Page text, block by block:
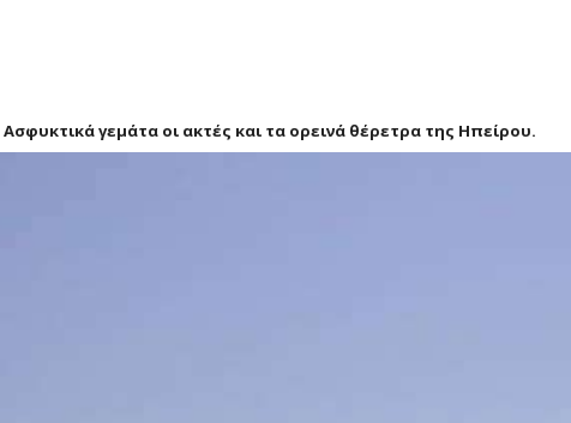
Ασφυκτικά γεμάτα οι ακτές και τα ορεινά θέρετρα της Ηπείρου.